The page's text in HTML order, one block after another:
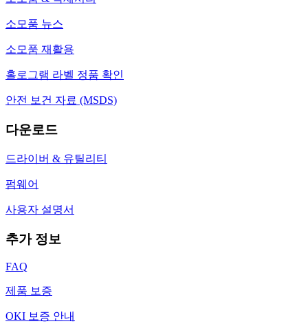
소모품 뉴스
소모품 재활용
홀로그램 라벨 정품 확인
안전 보건 자료 (MSDS)
다운로드
드라이버 & 유틸리티
펌웨어
사용자 설명서
추가 정보
FAQ
제품 보증
OKI 보증 안내